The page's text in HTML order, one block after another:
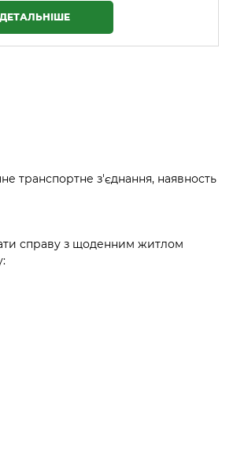
ДЕТАЛЬНІШЕ
транспортне з'єднання, наявность
справу з щоденним житлом